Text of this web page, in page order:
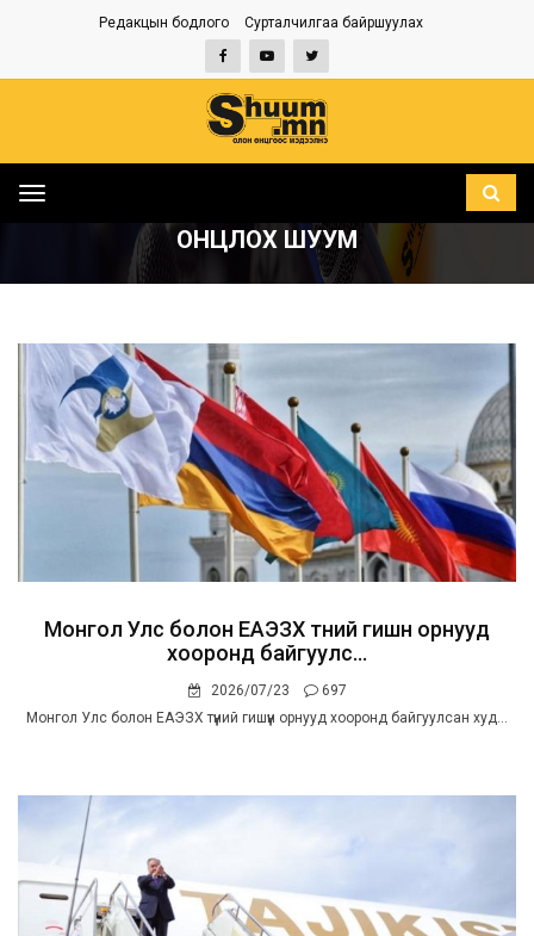
Редакцын бодлого Сурталчилгаа байршуулах
Toggle
ОНЦЛОХ ШУУМ
Монгол Улс болон ЕАЭЗХ түүний гишүүн орнууд
хооронд байгуулс...
2026/07/23
697
Монгол Улс болон ЕАЭЗХ түүний гишүүн орнууд хооронд байгуулсан худ...